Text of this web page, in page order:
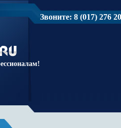
Звоните: 8 (017) 276